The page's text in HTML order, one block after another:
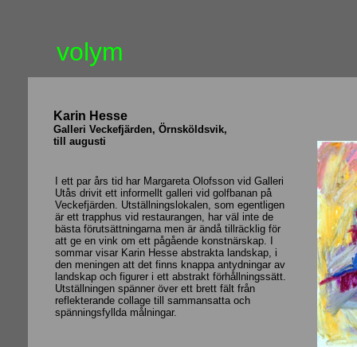
Karin Hesse
Galleri Veckefjärden, Örnsköldsvik,
till augusti
volym
I ett par års tid har Margareta Olofsson vid Galleri
Utås drivit ett informellt galleri vid golfbanan på
Veckefjärden. Utställningslokalen, som egentligen
är ett trapphus vid restaurangen, har väl inte de
bästa förutsättningarna men är ändå tillräcklig för
att ge en vink om ett pågående konstnärskap. I
sommar visar Karin Hesse abstrakta landskap, i
den meningen att det finns knappa antydningar av
landskap och figurer i ett abstrakt förhållningssätt.
Utställningen spänner över ett brett fält från
reflekterande collage till sammansatta och
spänningsfyllda målningar.